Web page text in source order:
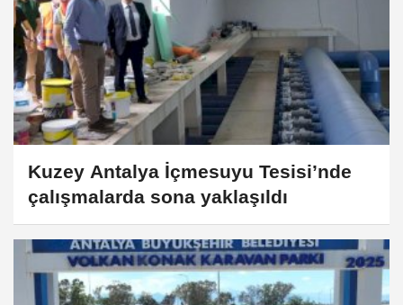
Kuzey Antalya İçmesuyu Tesisi’nde
çalışmalarda sona yaklaşıldı